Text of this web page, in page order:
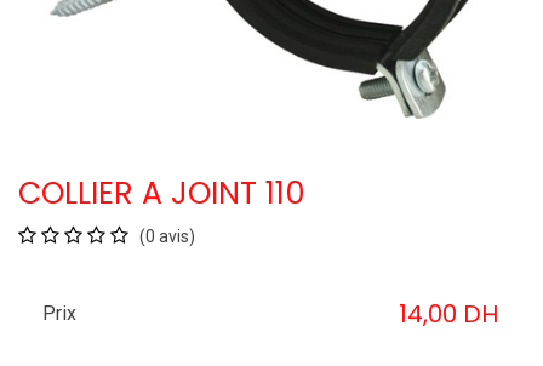
COLLIER A JOINT 110
(0 avis)
Prix 14,00 DH